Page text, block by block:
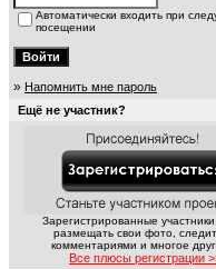
Автоматически входить при
посещении
» Напомнить мне пароль
Ещё не участник?
Зарегистрированные
размещать свои фото,
комментариями и многое
Все плюсы регистрации